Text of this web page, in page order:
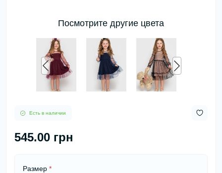
Посмотрите другие цвета
Есть в наличии
545.00 грн
Размер *